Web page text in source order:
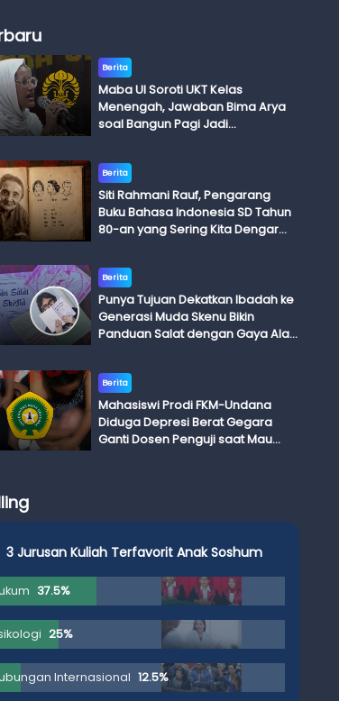
Berita
Maba UI Soroti UKT Kelas
Menengah, Jawaban Bima Arya
soal Bangun Pagi Jadi
Berita
Siti Rahmani Rauf, Pengarang
Buku Bahasa Indonesia SD Tahun
80-an yang Sering Kita Dengar
Adik Budi
Berita
Punya Tujuan Dekatkan Ibadah ke
Generasi Muda Skenu Bikin
Panduan Salat dengan Gaya Ala
Berita
Mahasiswi Prodi FKM-Undana
Diduga Depresi Berat Gegara
Ganti Dosen Penguji saat Mau
3 Jurusan Kuliah Terfavorit Anak Soshum
37.5%
25%
Internasional 12.5%